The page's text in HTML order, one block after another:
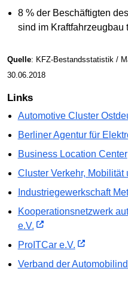
8 % der Beschäftigten
sind im Kraftfahrzeugbau
Quelle: KFZ-Bestandsstatistik /
30.06.2018
Links
Automotive Cluster
Berliner Agentur für
Business Location Center
Cluster Verkehr, Mobilität
Industriegewerkschaft
Kooperationsnetzwerk
e.V.
ProITCar e.V.
Verband der